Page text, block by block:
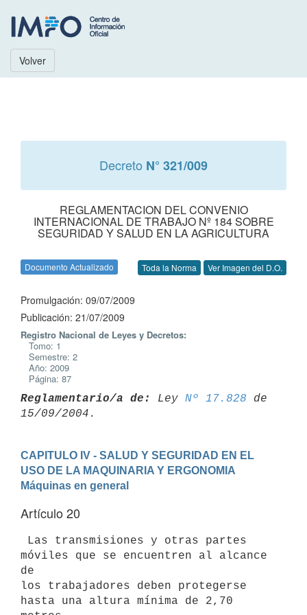
Volver
Decreto N° 321/009
REGLAMENTACION DEL CONVENIO
INTERNACIONAL DE TRABAJO Nº 184 SOBRE
SEGURIDAD Y SALUD EN LA AGRICULTURA
Documento Actualizado Toda la Norma Ver Imagen del D.O.
Promulgación: 09/07/2009
Publicación: 21/07/2009
Registro Nacional de Leyes y Decretos:
Tomo: 1
Semestre: 2
Año: 2009
Página: 87
Reglamentario/a de: Ley Nº 17.828 de
CAPITULO IV - SALUD Y SEGURIDAD EN EL
USO DE LA MAQUINARIA Y ERGONOMIA
Máquinas en general
Artículo 20
móviles que se encuentren al alcance
de
los trabajadores deben protegerse
hasta una altura mínima de 2,70